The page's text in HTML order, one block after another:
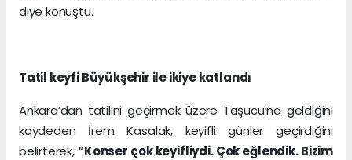
diye konuştu.
Tatil keyfi Büyükşehir ile ikiye katlandı
Ankara’dan tatilini geçirmek üzere Taşucu’na geldiğini
kaydeden İrem Kasalak, keyifli günler geçirdiğini
belirterek,“Konser çok keyifliydi. Çok eğlendik. Bizim